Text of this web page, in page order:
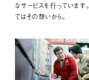
なサービスを行っています
てはその想いから。